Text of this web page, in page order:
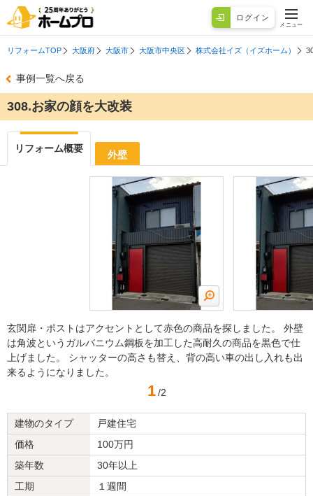
ログイン
メニュー
リフォームTOP 大阪府 大阪市 大阪市中央区 株式会社イズ（イズホーム）
事例一覧へ戻る
308.お家の顔を大改装
リフォーム概要
外壁
玄関扉・ポストはアクセントとして赤色の商品を探しました。 外壁
は角波というガルバニウム鋼板を加工した高耐久の商品を黒色で仕
上げました。 シャッターの高さも替え、背の高い車の出し入れも出
来るようになりました。
1 /2
建物のタイプ
戸建住宅
価格
100万円
築年数
30年以上
工期
１週間